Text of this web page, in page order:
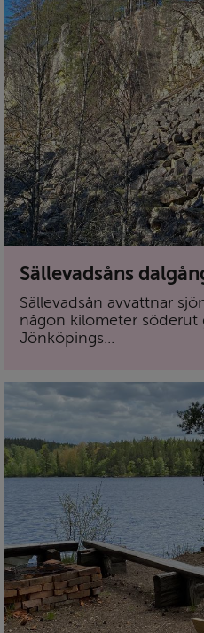
Sällevadsåns
Sällevadsån avvattnar
någon kilo­meter söderut
Jönköpings...